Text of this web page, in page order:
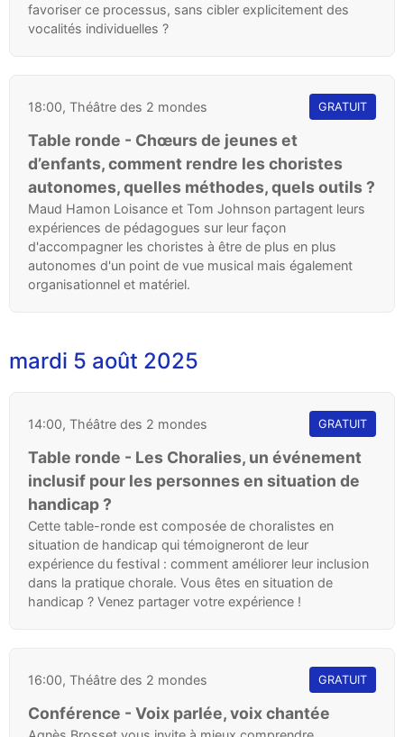
favoriser ce processus, sans cibler explicitement des
vocalités individuelles ?
18:00, Théâtre des 2 mondes GRATUIT
Table ronde - Chœurs de jeunes et
d’enfants, comment rendre les choristes
autonomes, quelles méthodes, quels outils ?
Maud Hamon Loisance et Tom Johnson partagent leurs
expériences de pédagogues sur leur façon
d'accompagner les choristes à être de plus en plus
autonomes d'un point de vue musical mais également
organisationnel et matériel.
mardi 5 août 2025
14:00, Théâtre des 2 mondes GRATUIT
Table ronde - Les Choralies, un événement
inclusif pour les personnes en situation de
handicap ?
Cette table-ronde est composée de choralistes en
situation de handicap qui témoigneront de leur
expérience du festival : comment améliorer leur inclusion
dans la pratique chorale. Vous êtes en situation de
handicap ? Venez partager votre expérience !
16:00, Théâtre des 2 mondes GRATUIT
Conférence - Voix parlée, voix chantée